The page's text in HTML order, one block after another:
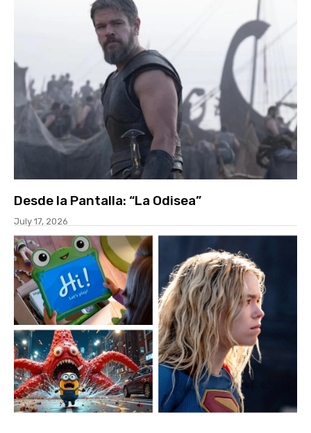
Desde la Pantalla: “La Odisea”
July 17, 2026